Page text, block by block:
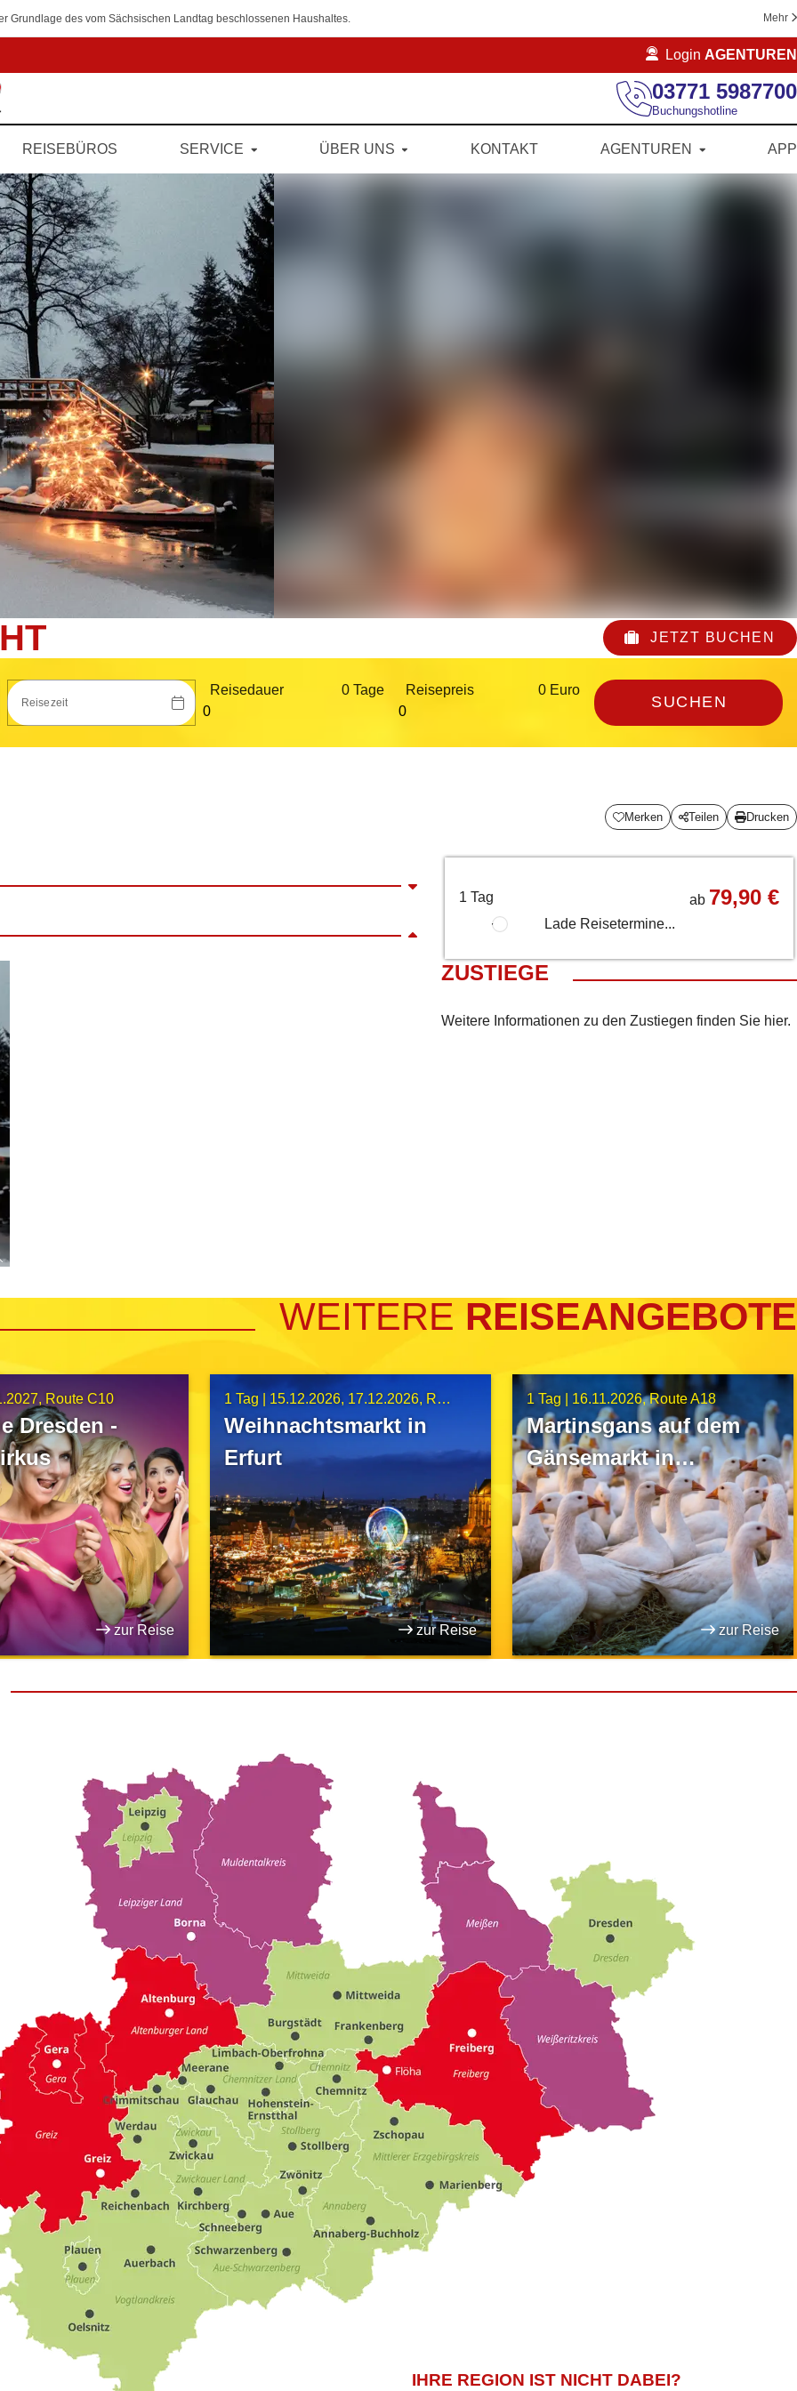
Grundlage des vom Sächsischen Landtag beschlossenen Haushaltes. Mehr
Login AGENTUREN
03771 5987700
Buchungshotline
REISEBÜROS SERVICE ÜBER UNS KONTAKT AGENTUREN APP
JETZT BUCHEN
Reisezeit
Reisedauer 0 Tage Reisepreis 0 Euro
SUCHEN
Merken Teilen Drucken
Freizeit
„Weihnachten wie`s früher war“ im Museumsdorf
1 Tag ab 79,90 €
Lade Reisetermine...
ZUSTIEGE
Weitere Informationen zu den Zustiegen finden Sie hier.
WEITERE REISEANGEBOTE
1 Tag | 16.11.2026 Route A18
Martinsgans auf dem
Gänsemarkt in
Wermsdorf
zur Reise
1 Tag | 15.12.2026 17.12.2026 Route A5
Weihnachtsmarkt in
Erfurt
zur Reise
Route C10
Dresden -
zur Reise
IHRE REGION IST NICHT DABEI?